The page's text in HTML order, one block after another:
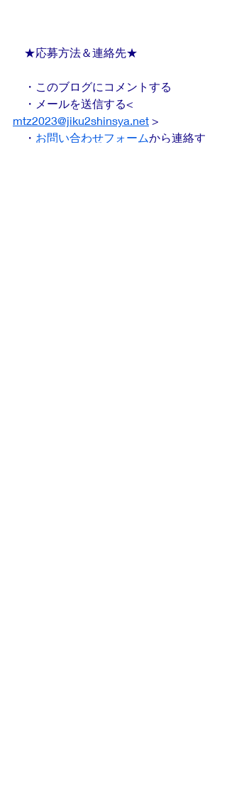
★応募方法＆連絡先★
・このブログにコメントする
・メールを送信する<
mtz2023@jiku2shinsya.net >
・ お問い合わせフォームから連絡す